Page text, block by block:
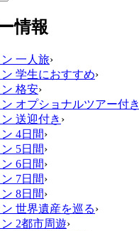
情報
一人旅›
学生におすすめ›
格安›
オプショナルツアー付き
送迎付き ›
4日間›
5日間›
6日間›
7日間›
8日間›
世界遺産を巡る›
2都市周遊›